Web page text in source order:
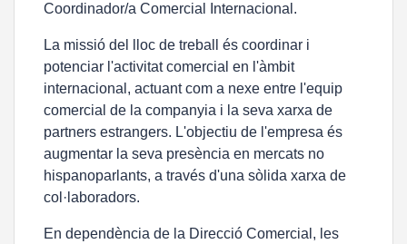
Coordinador/a Comercial Internacional .
La missió del lloc de treball és coordinar i
potenciar l'activitat comercial en l'àmbit
internacional, actuant com a nexe entre l'equip
comercial de la companyia i la seva xarxa de
partners estrangers. L'objectiu de l'empresa és
augmentar la seva presència en mercats no
hispanoparlants, a través d'una sòlida xarxa de
col·laboradors.
En dependència de la Direcció Comercial, les